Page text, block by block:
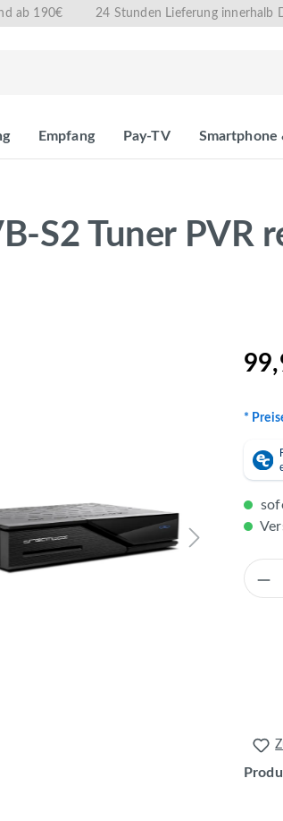
ab 190€ 24 Stunden Lieferung innerhalb
Empfang Pay-TV Smartphone
S2 Tuner PVR
*